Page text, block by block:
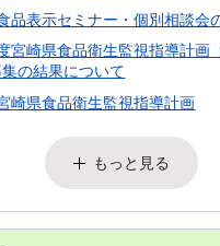
品表示セミナー・個別相談会
宮崎県食品衛生監視指導計画
の結果について
崎県食品衛生監視指導計画
もっと見る